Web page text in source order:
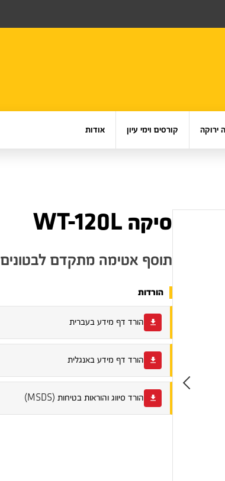
ירוקה קורסים וימי עיון אודות
סיקה WT-120L
תוסף אטימה מתקדם לבטונים
הורדות
הורד דף מידע בעברית
הורד דף מידע באנגלית
הורד סיווג והוראות בטיחות (MSDS)